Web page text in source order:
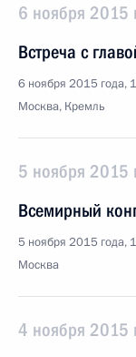
6 ноября 2015
Встреча с
6 ноября 2015 года,
Москва, Кремль
5 ноября 2015
Всемирный
5 ноября 2015 года,
Москва
4 ноября 2015